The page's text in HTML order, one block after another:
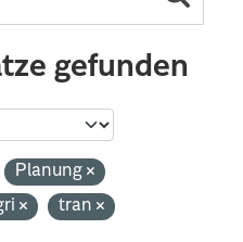
gefunden
Planung
tran